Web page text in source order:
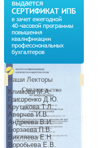
Наши Лекторы
Климова М.А.
Григоренко Д.Ю.
Крутякова Т.Л.
Аверчев И.В.
Андреева В.И.
Борзаева П.В.
Вихляева Е.Н.
Воробьева Е.В.